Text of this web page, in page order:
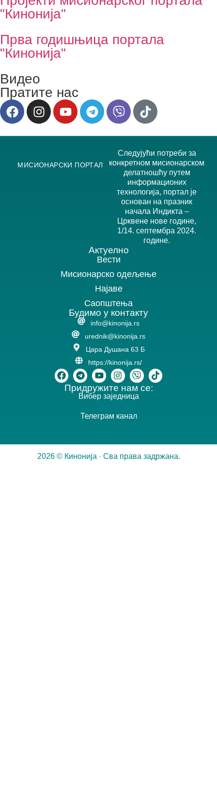
"Кинонија"
Прва годишњица портала
"Кинонија"
Видео
Пратите нас
МИСИОНАРСКИ ПОРТАЛ
Следујући потреби за
конкретном мисионарском
делатношћу путем
информационих
технологија, портал је
основан на празник
начала Индикта –
Црквене нове године,
1/14. септембра 2024.
године.
Актуелно
Вести
Мисионарско одељење
Најаве
Саопштења
Будимо у контакту
info@kinonija.rs
urednik@kinonija.rs
Цара Душана 63 Б
https://kinonija.rs/
Придружите нам се:
Вибер заједница
Телеграм канал
2026 © Кинонија · Сва права задржана.